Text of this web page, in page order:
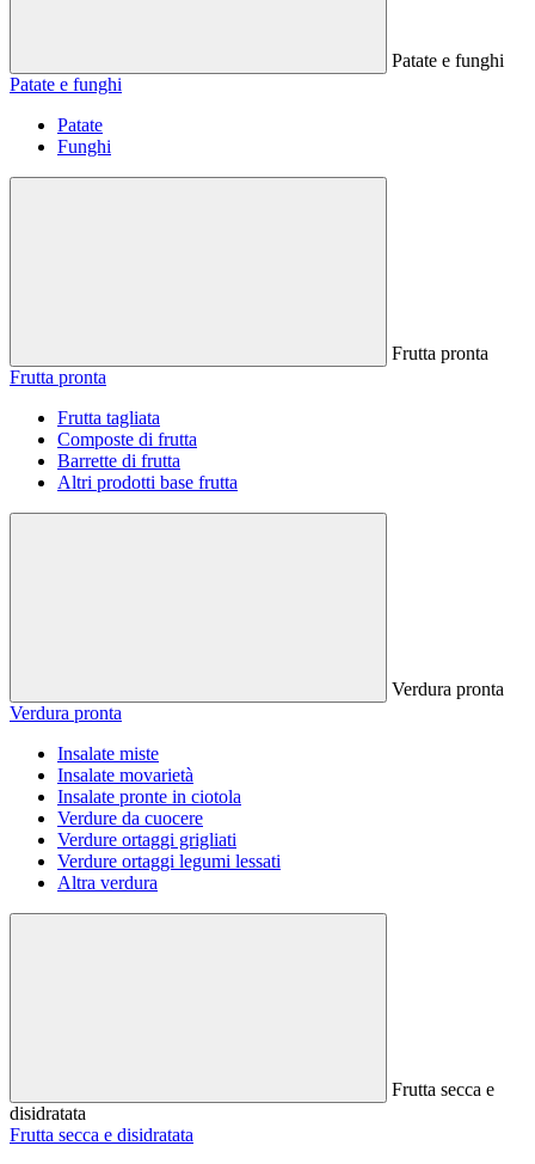
Patate e funghi
Patate e funghi
Patate
Funghi
Frutta pronta
Frutta pronta
Frutta tagliata
Composte di frutta
Barrette di frutta
Altri prodotti base frutta
Verdura pronta
Verdura pronta
Insalate miste
Insalate movarietà
Insalate pronte in ciotola
Verdure da cuocere
Verdure ortaggi grigliati
Verdure ortaggi legumi lessati
Altra verdura
Frutta secca e
disidratata
Frutta secca e disidratata